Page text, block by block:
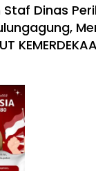
Dinas